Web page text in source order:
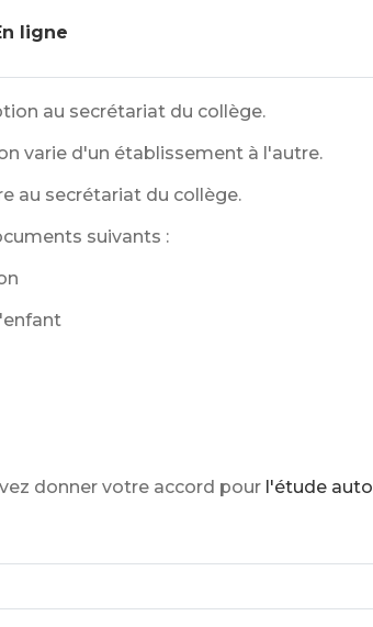
ligne
au secrétariat du collège.
varie d'un établissement à l'autre.
au secrétariat du collège.
suivants :
donner votre accord pour l'étude